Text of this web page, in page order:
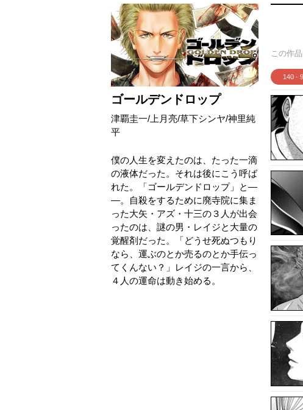
ゴールデンドロップ
津覇圭一/ 上月亮/草下シンヤ/神里純
平
僕の人生を変えたのは、たった一滴
の液体だった。それは後にこう呼ば
れた。「ゴールデンドロップ」と―
―。自殺をするために廃寺院に集ま
った大矢・アズ・十三の３人が出会
ったのは、謎の男・レイジと大量の
覚醒剤だった。「どうせ死ぬつもり
なら、運ぶのとか売るのとか手伝っ
てくんない？」レイジの一言から、
４人の運命は動き始める。
この作
140 -